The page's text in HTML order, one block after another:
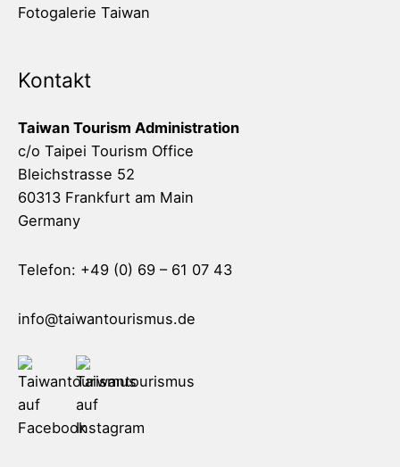
Fotogalerie Taiwan
Kontakt
Taiwan Tourism Administration
c/o Taipei Tourism Office
Bleichstrasse 52
60313 Frankfurt am Main
Germany
Telefon: +49 (0) 69 – 61 07 43
info@taiwantourismus.de